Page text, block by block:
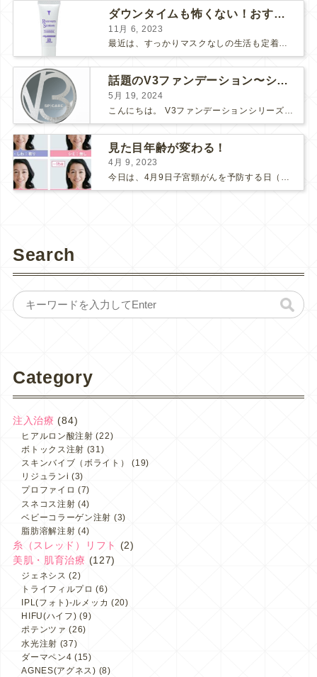
ダウンタイムも怖くない！おすすめコスメ2選！
11月 6, 2023
最近は、すっかりマスクなしの生活も定着してきましたね。 マスク必須の時は面倒だし、息苦しいし、早くマスクなしの生活に戻らないかな～と思っていましたが、そんなマスク生活にもメリットがありました。そ...
話題のV3ファンデーション〜シャイニングVSブリリアント〜
5月 19, 2024
見た目年齢が変わる！
4月 9, 2023
今日は、4月9日子宮頸がんを予防する日（子宮の日）です。 ここ数年、新型コロナの影響で、子宮頸がん検診にも受診控えが起こってしまっているそうです。 検診間隔が空いてしまう事で、もしがんが発見さ...
Search
Category
注入治療 (84)
ヒアルロン酸注射 (22)
ボトックス注射 (31)
スキンバイブ（ボライト）
(19)
リジュランi (3)
プロファイロ (7)
スネコス注射 (4)
ベビーコラーゲン注射 (3)
脂肪溶解注射 (4)
糸（スレッド）リフト
(2)
美肌・肌育治療 (127)
ジェネシス (2)
トライフィルプロ (6)
IPL(フォト)-ルメッカ (20)
HIFU(ハイフ) (9)
ポテンツァ (26)
水光注射 (37)
ダーマペン4 (15)
AGNES(アグネス) (8)